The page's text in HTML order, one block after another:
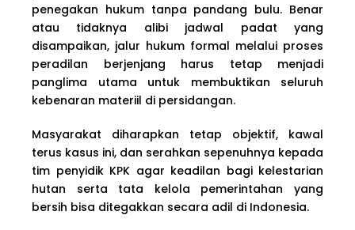
penegakan hukum tanpa pandang bulu. Benar
atau tidaknya alibi jadwal padat yang
disampaikan, jalur hukum formal melalui proses
peradilan berjenjang harus tetap menjadi
panglima utama untuk membuktikan seluruh
kebenaran materiil di persidangan.
Masyarakat diharapkan tetap objektif, kawal
terus kasus ini, dan serahkan sepenuhnya kepada
tim penyidik KPK agar keadilan bagi kelestarian
hutan serta tata kelola pemerintahan yang
bersih bisa ditegakkan secara adil di Indonesia.